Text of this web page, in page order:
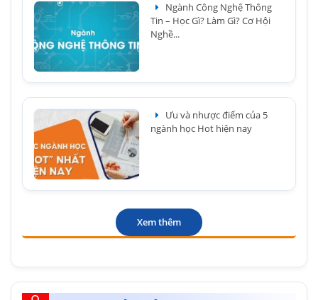
Ngành Công Nghệ Thông
Tin – Học Gì? Làm Gì? Cơ Hội
Nghề...
Ưu và nhược điểm của 5
ngành học Hot hiện nay
Xem thêm